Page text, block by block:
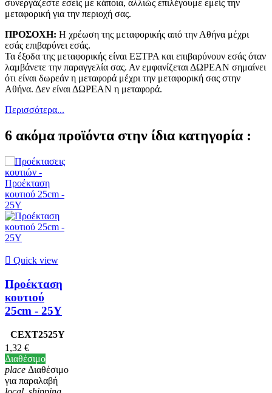
συνεργάζεστε εσείς με κάποια, αλλιώς επιλέγουμε εμείς την
μεταφορική για την περιοχή σας.
ΠΡΟΣΟΧΗ: Η χρέωση της μεταφορικής από την Αθήνα μέχρι
εσάς επιβαρύνει εσάς.
Τα έξοδα της μεταφορικής είναι ΕΞΤΡΑ και επιβαρύνουν εσάς όταν
λαμβάνετε την παραγγελία σας. Αν εμφανίζεται ΔΩΡΕΑΝ σημαίνει
ότι είναι δωρεάν η μεταφορά μέχρι την μεταφορική σας στην
Αθήνα. Δεν είναι ΔΩΡΕΑΝ η μεταφορά.
Περισσότερα...
6 ακόμα προϊόντα στην ίδια κατηγορία :
 Quick view
Προέκταση
κουτιού
25cm - 25Υ
CEXT2525Y
1,32 €
Διαθέσιμο
place Διαθέσιμο
για παραλαβή